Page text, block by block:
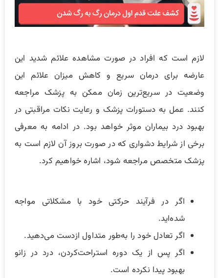
لازم است که افراد در صورت مشاهده علائم شدید این
عارضه برای درمان سریع و کاهش میزان علائم این
وضعیت در سریع‌ترین زمان ممکن به پزشک مراجعه
کنند. عمل به دستورات پزشک و رعایت نکات مراقبتی در
بهبود درد بیماران موثر خواهد بود. در ادامه به معرفی
برخی از شرایط دشواری که در صورت بروز آن لازم است به
پزشک متخصص مراجعه شود، اشاره‌ خواهیم کرد.
اگر در فرآیند حرکتی خود با مشکلاتی مواجه
شده‌اید.
اگر تعادل خود را به‌طور متداول ازدست می‌‌دهید.
اگر پس از یک دوره استراحت‌کردن، درد در زانو
بهبود پیدا نکرده است.